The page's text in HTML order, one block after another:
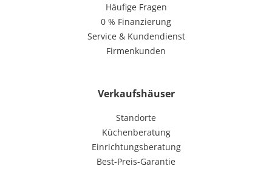
Häufige Fragen
0 % Finanzierung
Service & Kundendienst
Firmenkunden
Verkaufshäuser
Standorte
Küchenberatung
Einrichtungsberatung
Best-Preis-Garantie